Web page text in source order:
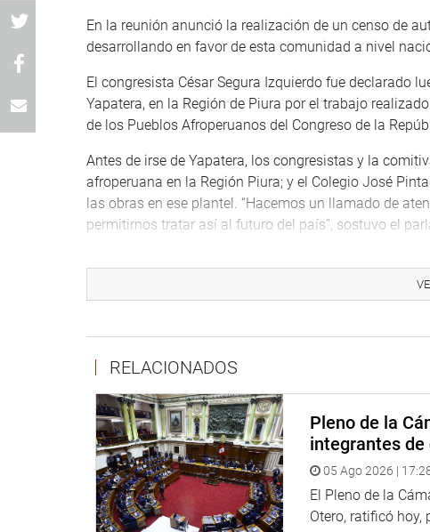
En la reunión anunció la realización de un censo de
desarrollando en favor de esta comunidad a nivel
El congresista César Segura Izquierdo fue declarado
Yapatera, en la Región de Piura por el trabajo
de los Pueblos Afroperuanos del Congreso de la
Antes de irse de Yapatera, los congresistas y la
afroperuana en la Región Piura; y el Colegio José
las obras en ese plantel. “Hacemos un llamado de
permitirnos tratar así al futuro del país”, sostuvo el
En su segundo día de trabajo como coordinador,
Marco Hernández, alcalde de Zaña, y autoridades
afroperuana de la zona, así como hacer de su
PRENSA/DESPACHO CONGRESAL
RELACIONADOS
Pleno de la
integrantes
05 Ago 2026 |
El Pleno de la
Otero, ratificó hoy,